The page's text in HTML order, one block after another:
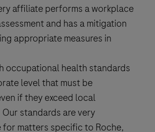
affiliate performs a workplace
and has a mitigation
appropriate measures in
occupational health standards
level that must be
if they exceed local
standards are very
matters specific to Roche,